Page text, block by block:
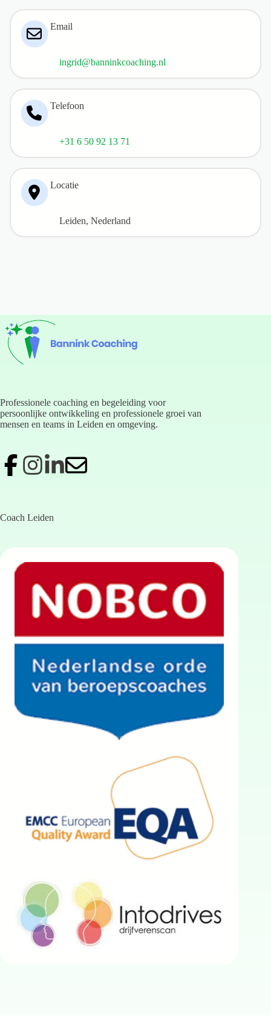
Email
ingrid@banninkcoaching.nl
Telefoon
+31 6 50 92 13 71
Locatie
Leiden, Nederland
Professionele coaching en begeleiding voor
persoonlijke ontwikkeling en professionele groei van
mensen en teams in Leiden en omgeving.
Coach Leiden